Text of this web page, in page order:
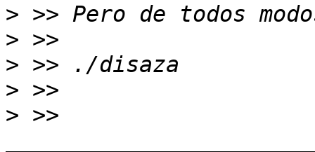
>
>
>
>
> >>